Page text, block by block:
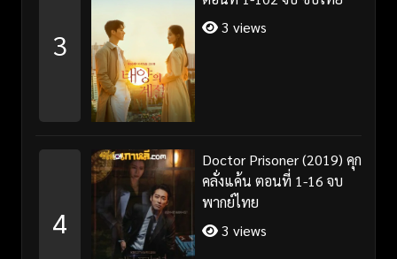
3
3 views
4
Doctor Prisoner (2019) คุก
คลั่งแค้น ตอนที่ 1-16 จบ
พากย์ไทย
3 views